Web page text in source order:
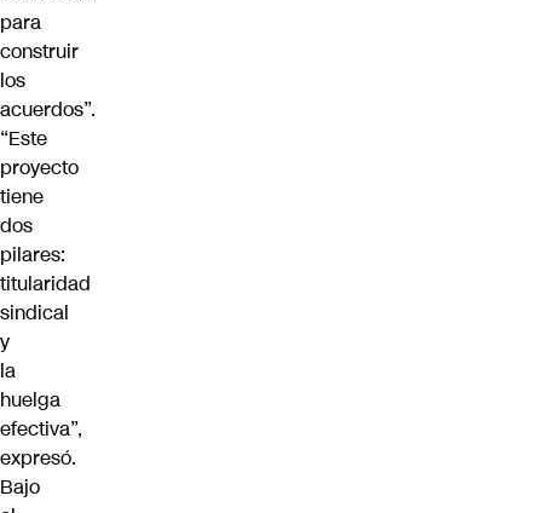
para
construir
los
acuerdos”.
“Este
proyecto
tiene
dos
pilares:
titularidad
sindical
y
la
huelga
efectiva”,
expresó.
Bajo